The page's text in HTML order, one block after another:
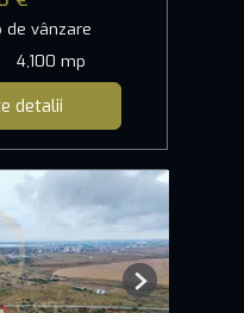
de vânzare
4,100 mp
detalii
Next